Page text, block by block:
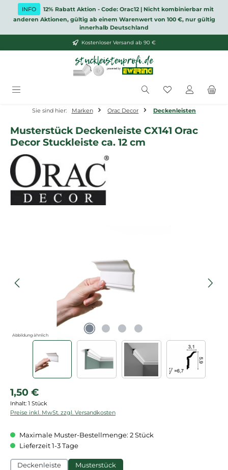
Zum Hauptinhalt springen
INFO
12% Rabatt Aktion - Code: Orac12 | Nicht kombinierbar mit
anderen Aktionen, gültig ab einem Warenwert von 100 €, nur gültig
innerhalb Deutschland
Kostenloser Versand ab 90 €
Du hast 0
Sie sind hier: Marken Orac Decor Deckenleisten
Musterstück Deckenleiste CX141 Orac
Decor Stuckleiste ca. 12 cm
Abbildung ähnlich
Regulärer Preis:
1,50 €
Inhalt: 1 Stück
Preise inkl. MwSt. zzgl. Versandkosten
Maximale Muster-Bestellmenge: 2 Stück
Lieferzeit 1-3 Tage
Deckenleiste Musterstück